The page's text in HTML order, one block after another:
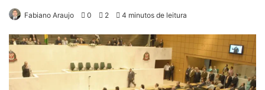
Fabiano Araujo 0 2 4 minutos de leitura